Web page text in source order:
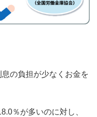
の負担が少なくお金を
％が多いのに対し、